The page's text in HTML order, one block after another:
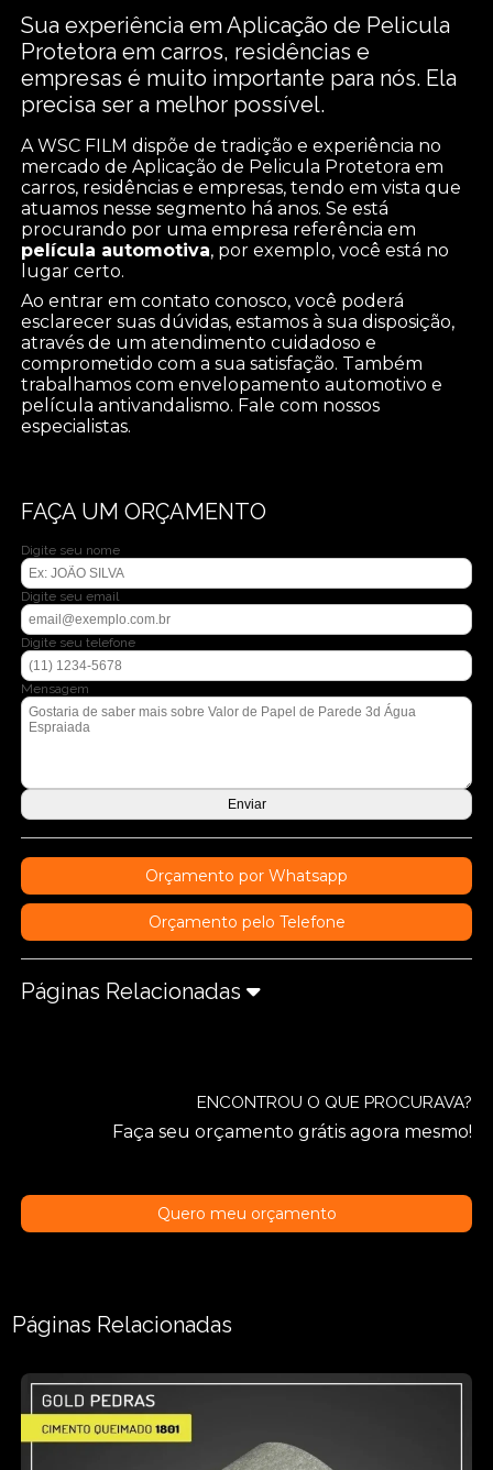
Sua experiência em Aplicação de Pelicula
Protetora em carros, residências e
empresas é muito importante para nós. Ela
precisa ser a melhor possível.
A WSC FILM dispõe de tradição e experiência no
mercado de Aplicação de Pelicula Protetora em
carros, residências e empresas, tendo em vista que
atuamos nesse segmento há anos. Se está
procurando por uma empresa referência em
película automotiva, por exemplo, você está no
lugar certo.
Ao entrar em contato conosco, você poderá
esclarecer suas dúvidas, estamos à sua disposição,
através de um atendimento cuidadoso e
comprometido com a sua satisfação. Também
trabalhamos com envelopamento automotivo e
película antivandalismo. Fale com nossos
especialistas.
FAÇA UM ORÇAMENTO
Digite seu nome
Digite seu email
Digite seu telefone
Mensagem
Orçamento por Whatsapp
Orçamento pelo Telefone
Páginas Relacionadas
ENCONTROU O QUE PROCURAVA?
Faça seu orçamento grátis agora mesmo!
Quero meu orçamento
Páginas Relacionadas